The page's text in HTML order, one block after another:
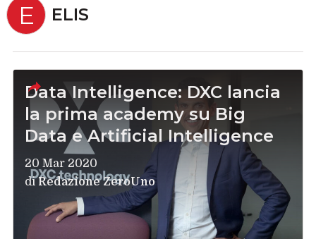
E ELIS
Data Intelligence: DXC lancia
la prima academy su Big
Data e Artificial Intelligence
20 Mar 2020
diRedazione ZeroUno